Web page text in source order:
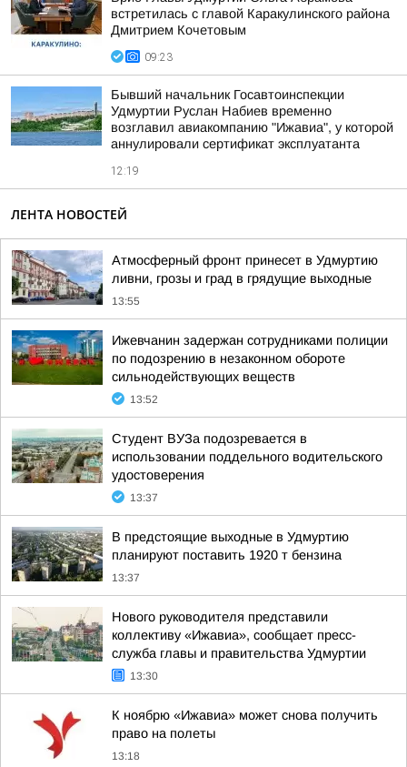
встретилась с главой Каракулинского района
Дмитрием Кочетовым
09:23
Бывший начальник Госавтоинспекции
Удмуртии Руслан Набиев временно
возглавил авиакомпанию "Ижавиа", у которой
аннулировали сертификат эксплуатанта
12:19
ЛЕНТА НОВОСТЕЙ
Атмосферный фронт принесет в Удмуртию
ливни, грозы и град в грядущие выходные
13:55
Ижевчанин задержан сотрудниками полиции
по подозрению в незаконном обороте
сильнодействующих веществ
13:52
Студент ВУЗа подозревается в
использовании поддельного водительского
удостоверения
13:37
В предстоящие выходные в Удмуртию
планируют поставить 1920 т бензина
13:37
Нового руководителя представили
коллективу «Ижавиа», сообщает пресс-
служба главы и правительства Удмуртии
13:30
К ноябрю «Ижавиа» может снова получить
право на полеты
13:18